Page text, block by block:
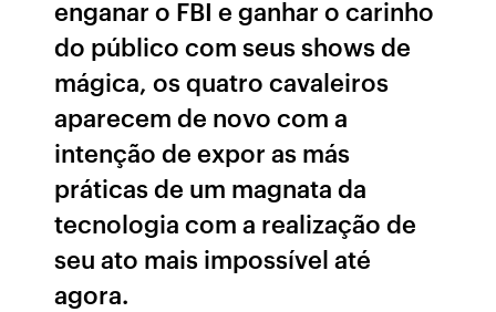
enganar o FBI e ganhar o carinho
do público com seus shows de
mágica, os quatro cavaleiros
aparecem de novo com a
intenção de expor as más
práticas de um magnata da
tecnologia com a realização de
seu ato mais impossível até
agora.